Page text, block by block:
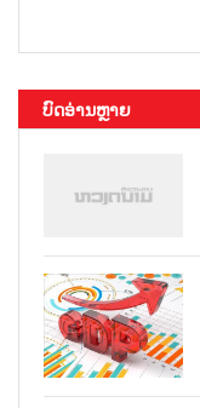
ບົດອ່ານຫຼາຍ